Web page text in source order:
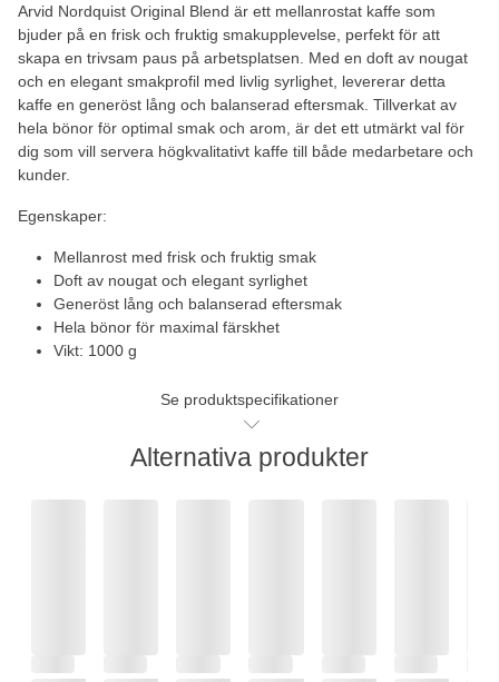
Arvid Nordquist Original Blend är ett mellanrostat kaffe som
bjuder på en frisk och fruktig smakupplevelse, perfekt för att
skapa en trivsam paus på arbetsplatsen. Med en doft av nougat
och en elegant smakprofil med livlig syrlighet, levererar detta
kaffe en generöst lång och balanserad eftersmak. Tillverkat av
hela bönor för optimal smak och arom, är det ett utmärkt val för
dig som vill servera högkvalitativt kaffe till både medarbetare och
kunder.
Egenskaper:
Mellanrost med frisk och fruktig smak
Doft av nougat och elegant syrlighet
Generöst lång och balanserad eftersmak
Hela bönor för maximal färskhet
Vikt: 1000 g
Se produktspecifikationer
Alternativa produkter